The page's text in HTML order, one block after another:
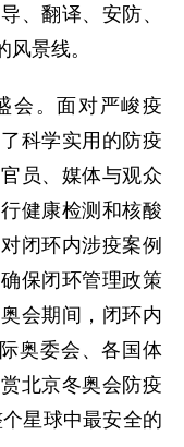
、翻译、安防、
景线。
会。面对严峻疫
科学实用的防疫
员、媒体与观众
健康检测和核酸
闭环内涉疫案例
保闭环管理政策
会期间，闭环内
奥委会、各国体
北京冬奥会防疫
星球中最安全的